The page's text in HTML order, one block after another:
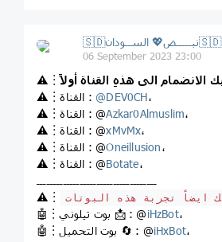
🇸🇩نبـــــض💖 الســودان🇸🇩
06 September 2023 23:00
⚠️︙
⚠️︙القناة : @DEV0CH،
⚠️︙القناة : @Azkar0Almuslim،
⚠️︙القناة : @xMvMx،
⚠️︙القناة : @Oneillusion،
⚠️︙القناة : @Botate،
⚠️︙
🤖︙بوت تيلوني 📩 : @iHzBot،
🤖︙بوت التحميل 🔄 : @iHxBot،